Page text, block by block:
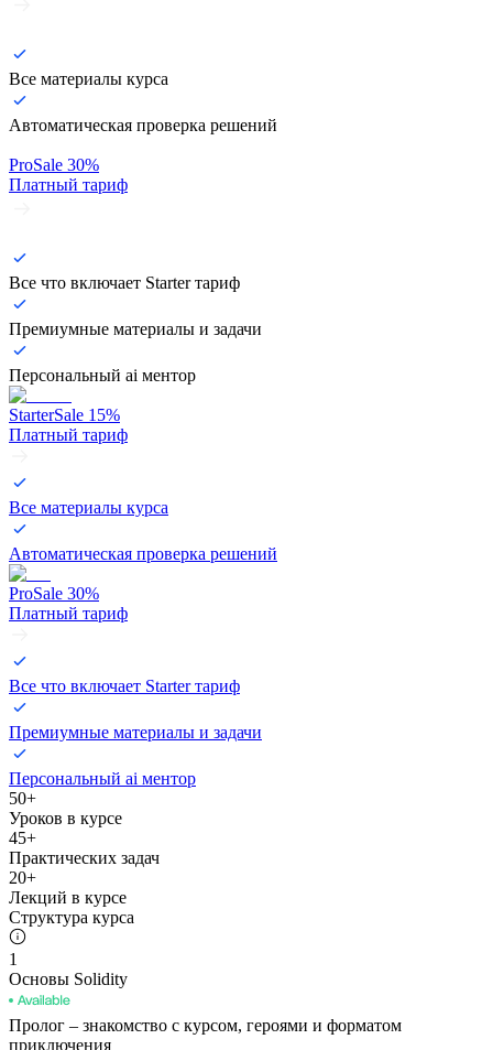
Все материалы курса
Автоматическая проверка решений
ProSale 30%
Платный тариф
Все что включает Starter тариф
Премиумные материалы и задачи
Персональный ai ментор
StarterSale 15%
Платный тариф
Все материалы курса
Автоматическая проверка решений
ProSale 30%
Платный тариф
Все что включает Starter тариф
Премиумные материалы и задачи
Персональный ai ментор
50+
Уроков в курсе
45+
Практических задач
20+
Лекций в курсе
Структура курса
1
Основы Solidity
Пролог – знакомство с курсом, героями и форматом
приключения